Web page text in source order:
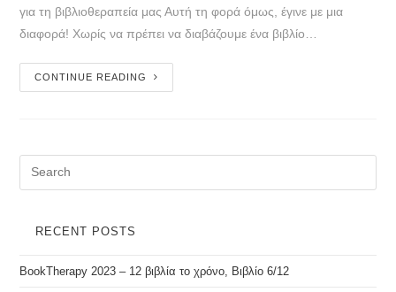
για τη βιβλιοθεραπεία μας Αυτή τη φορά όμως, έγινε με μια
διαφορά! Χωρίς να πρέπει να διαβάζουμε ένα βιβλίο…
CONTINUE READING
RECENT POSTS
BookTherapy 2023 – 12 βιβλία το χρόνο, Βιβλίο 6/12